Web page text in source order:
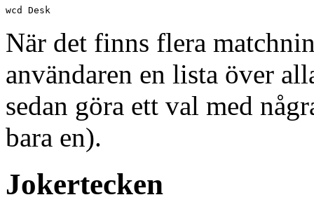
wcd Desk
När det finns flera
användaren en lista över
sedan göra ett val med
bara en).
Jokertecken